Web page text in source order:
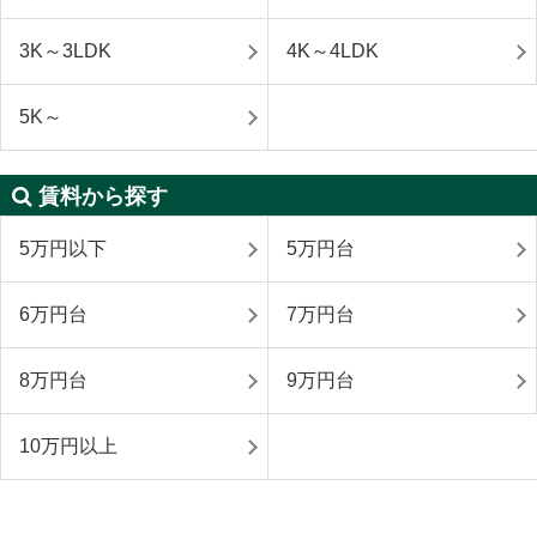
3K～3LDK 4K～4LDK
5K～
賃料から探す
5万円以下 5万円台
6万円台 7万円台
8万円台 9万円台
10万円以上